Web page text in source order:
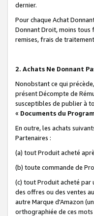
dernier.
Pour chaque Achat
Donnant Droit, moins tous
remises, frais de
2. Achats Ne Donnant
Nonobstant ce qui
présent Décompte de
susceptibles de publier à
« Documents du
En outre, les achats
Partenaires :
(a) tout Produit acheté
(b) toute commande de
(c) tout Produit acheté par
des offres ou des ventes
autre Marque d'Amazon
orthographiée de ces